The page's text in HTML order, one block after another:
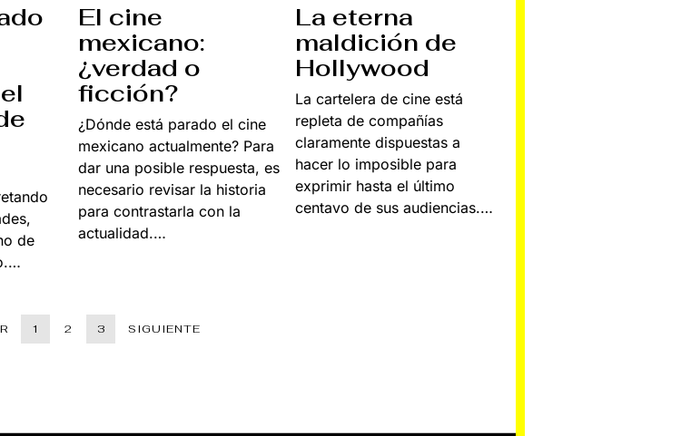
de
El cine
mexicano:
¿verdad o
ficción?
¿Dónde está parado el cine
mexicano actualmente? Para
dar una posible respuesta, es
necesario revisar la historia
para contrastarla con la
actualidad.…
La eterna
maldición de
Hollywood
La cartelera de cine está
repleta de compañías
claramente dispuestas a
hacer lo imposible para
exprimir hasta el último
centavo de sus audiencias.…
1 2 3 SIGUIENTE